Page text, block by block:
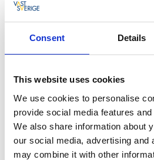
Consent Details
This website uses cookies
We use cookies to personalise
provide social media features
We also share information about
our social media, advertising and
may combine it with other
Promenadavstånd till
du havsbad med barnvänlig
promenaden når du snart den
restauranger och butiker. Efter
minuters strosande är du mitt i
finner mysiga butiker, en
du kan få en magisk utsikt över
skärgården.